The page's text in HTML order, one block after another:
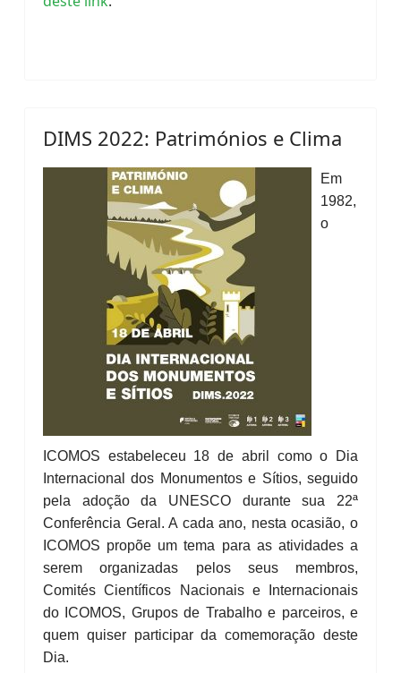
DIMS 2022: Patrimónios e Clima
Em
1982,
o
ICOMOS estabeleceu 18 de abril como o Dia
Internacional dos Monumentos e Sítios, seguido
pela adoção da UNESCO durante sua 22ª
Conferência Geral. A cada ano, nesta ocasião, o
ICOMOS propõe um tema para as atividades a
serem organizadas pelos seus membros,
Comités Científicos Nacionais e Internacionais
do ICOMOS, Grupos de Trabalho e parceiros, e
quem quiser participar da comemoração deste
Dia.